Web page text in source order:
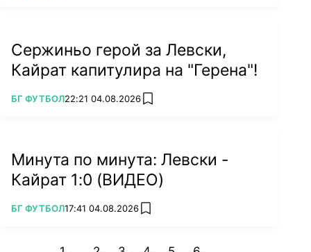
Сержиньо герой за Левски,
Кайрат капитулира на "Герена"!
ПОВЕЧЕ ОТ
БГ ФУТБОЛ22:21 04.08.2026 add favorites
Минута по минута: Левски -
Кайрат 1:0 (ВИДЕО)
ПОВЕЧЕ ОТ
БГ ФУТБОЛ17:41 04.08.2026 add favorites